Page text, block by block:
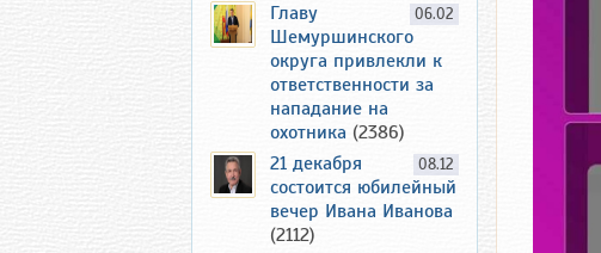
06.02
Главу
Шемуршинского
округа привлекли к
ответственности за
нападание на
охотника (2386)
08.12
21 декабря
состоится юбилейный
вечер Ивана Иванова
(2112)